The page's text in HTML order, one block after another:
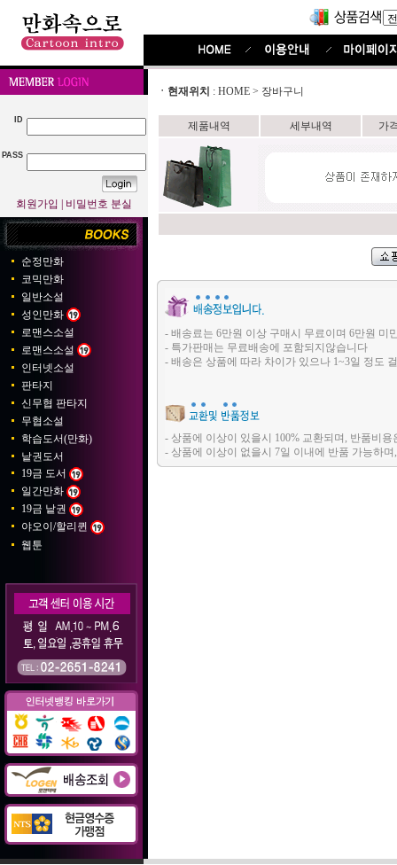
ID
PASS
회원가입 비밀번호 분실
순정만화
코믹만화
일반소설
성인만화
로맨스소설
로맨스소설
인터넷소설
판타지
신무협 판타지
무협소설
학습도서(만화)
낱권도서
19금 도서
일간만화
19금 낱권
야오이/할리퀸
웹툰
ㆍ현재위치 : HOME > 장바구니
제품내역 세부내역 가
- 배송료는 6만원 이상 구매시 무료이며 6만원 미
- 특가판매는 무료배송에 포함되지않습니다
- 배송은 상품에 따라 차이가 있으나 1~3일 정도
- 상품에 이상이 있을시 100% 교환되며, 반품비
- 상품에 이상이 없을시 7일 이내에 반품 가능하